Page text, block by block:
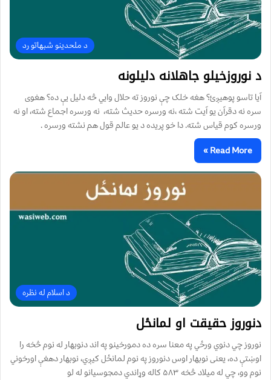
د ملحدینو شبهاتو رد
د نوروزخیلو جاهلانه دلیلونه
آیا تاسو پوهیږئ؟ هغه خلک چې نوروز ته حلال وايي څه دلیل یې ده؟ هغوی
سره نه دقرآن یو آیت شته ،نه ورسره حدیث شته، نه ورسره اجماع شته، او نه
ورسره کوم قیاس شته. دا خو پریده د یو عالم قول هم نشته ورسره .
Read More »
د اسلام له نظره
دنوروز حقيقت او لمانځل
نوروز چي دنوي ورځي په معنا سره ده دمورخینو په اند دنوبهار له نوم څخه را
اوښتې ده، يعنی نوبهار اوس دنوروز په نوم لمانځل کیږي، نوبهار دهغې اورخوني
نوم وو، چي له ميلاد څخه ۵۸۳ کاله وړاندي دمجوسیانو له لو